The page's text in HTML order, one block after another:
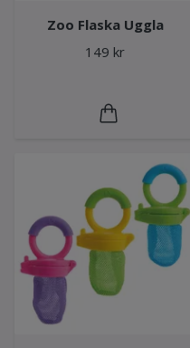
Zoo Flaska Uggla
149 kr